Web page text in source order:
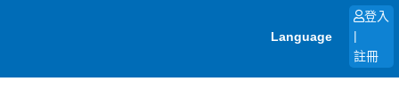
Language
登入
註冊